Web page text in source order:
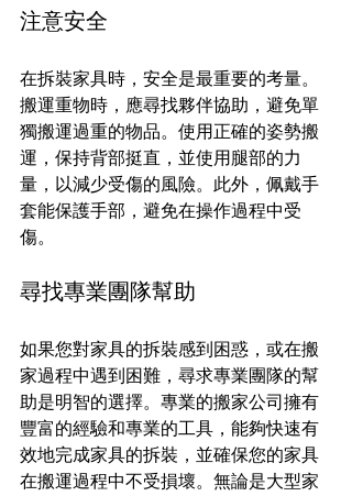
注意安全
在拆裝家具時，安全是最重要的考量。
搬運重物時，應尋找夥伴協助，避免單
獨搬運過重的物品。使用正確的姿勢搬
運，保持背部挺直，並使用腿部的力
量，以減少受傷的風險。此外，佩戴手
套能保護手部，避免在操作過程中受
傷。
尋找專業團隊幫助
如果您對家具的拆裝感到困惑，或在搬
家過程中遇到困難，尋求專業團隊的幫
助是明智的選擇。專業的搬家公司擁有
豐富的經驗和專業的工具，能夠快速有
效地完成家具的拆裝，並確保您的家具
在搬運過程中不受損壞。無論是大型家